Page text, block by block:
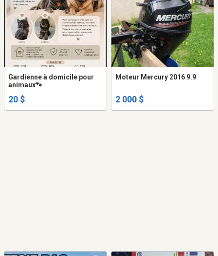
Gardienne à domicile pour
animaux🐾
20 $
Moteur Mercury 2016 9.9
2 000 $